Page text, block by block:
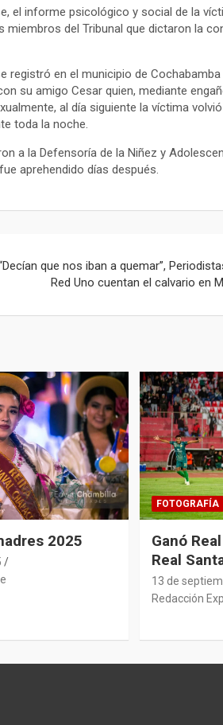
el informe psicológico y social de la
del Tribunal que dictaron la
registró en el municipio de
su amigo Cesar quien, mediante
al día siguiente la víctima
toda la noche.
a la Defensoría de la Niñez y
aprehendido días después.
que nos iban a quemar”,
Red Uno cuentan el calvario en
2025
FOTOGRAFÍA
Ganó
Real
13 de
Redacción